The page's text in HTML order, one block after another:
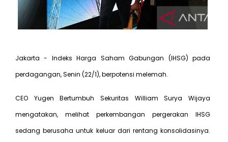
Jakarta - Indeks Harga Saham Gabungan (IHSG) pada
perdagangan, Senin (22/1), berpotensi melemah.
CEO Yugen Bertumbuh Sekuritas William Surya Wijaya
mengatakan, melihat perkembangan pergerakan IHSG
sedang berusaha untuk keluar dari rentang konsolidasinya.